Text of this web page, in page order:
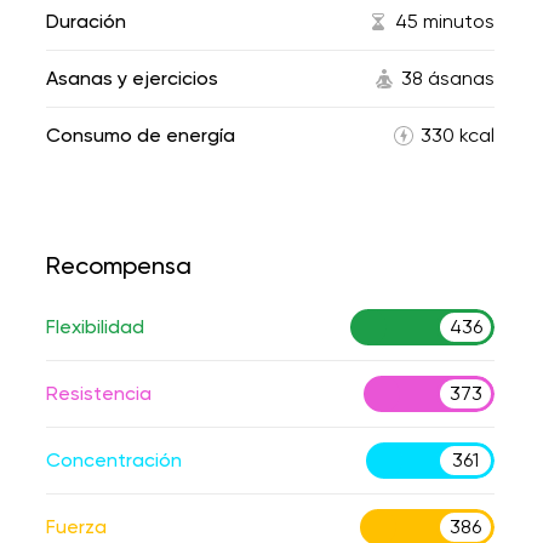
Duración 45 minutos
Asanas y ejercicios 38 ásanas
Consumo de energía 330 kcal
Recompensa
Flexibilidad 436
Resistencia 373
Concentración 361
Fuerza 386